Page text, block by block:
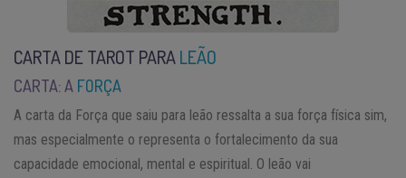
CARTA DE TAROT PARALEÃO
CARTA: A FORÇA
A carta da Força que saiu para leão ressalta a sua força física sim,
mas especialmente o representa o fortalecimento da sua
capacidade emocional, mental e espiritual. O leão vai